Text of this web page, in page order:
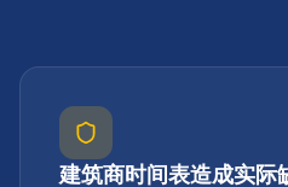
建筑商时间表造成实际